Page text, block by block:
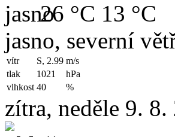
26 °C 13 °C
jasno, severní
vítr S, 2.99 m/s
tlak
1021
hPa
vlhkost 40 %
zítra, neděle 9. 8.